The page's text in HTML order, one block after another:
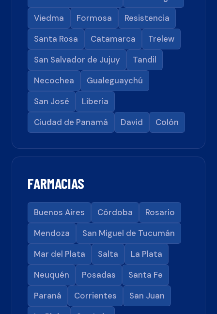
Viedma
Formosa
Resistencia
Santa Rosa
Catamarca
Trelew
San Salvador de Jujuy
Tandil
Necochea
Gualeguaychú
San José
Liberia
Ciudad de Panamá
David Colón
FARMACIAS
Buenos Aires Córdoba
Rosario
Mendoza
San Miguel de Tucumán
Mar del Plata
Salta
La Plata
Neuquén
Posadas
Santa Fe
Paraná
Corrientes
San Juan